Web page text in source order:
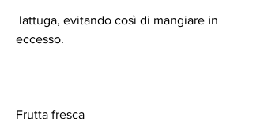
eccesso.
Frutta fresca